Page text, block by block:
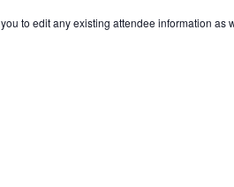
to edit any existing attendee information as